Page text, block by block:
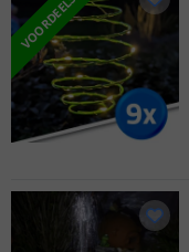
VOORDEELSET